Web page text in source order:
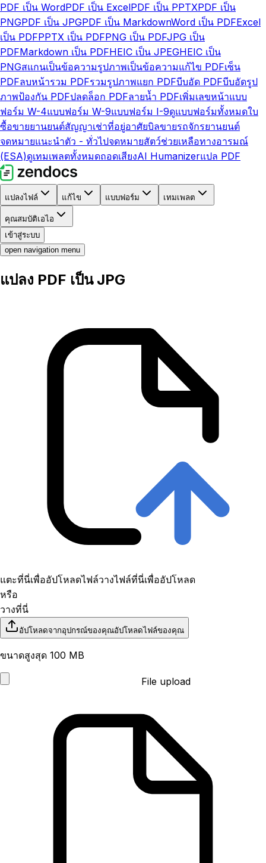
PDF เป็น WordPDF เป็น ExcelPDF เป็น PPTXPDF เป็น
PNGPDF เป็น JPGPDF เป็น MarkdownWord เป็น PDFExcel
เป็น PDFPPTX เป็น PDFPNG เป็น PDFJPG เป็น
PDFMarkdown เป็น PDFHEIC เป็น JPEGHEIC เป็น
PNGสแกนเป็นข้อความรูปภาพเป็นข้อความแก้ไข PDFเซ็น
PDFลบหน้ารวม PDFรวมรูปภาพแยก PDFบีบอัด PDFบีบอัดรูป
ภาพป้องกัน PDFปลดล็อก PDFลายน้ำ PDFเพิ่มเลขหน้าแบบ
ฟอร์ม W-4แบบฟอร์ม W-9แบบฟอร์ม I-9ดูแบบฟอร์มทั้งหมดใบ
ซื้อขายยานยนต์สัญญาเช่าที่อยู่อาศัยบิลขายรถจักรยานยนต์
จดหมายแนะนำตัว - ทั่วไปจดหมายสัตว์ช่วยเหลือทางอารมณ์
(ESA)ดูเทมเพลตทั้งหมดถอดเสียงAI Humanizerแปล PDF
แปลงไฟล์ แก้ไข แบบฟอร์ม เทมเพลต
คุณสมบัติเอไอ
เข้าสู่ระบบ
open navigation menu
แปลง PDF เป็น JPG
แตะที่นี่เพื่ออัปโหลดไฟล์วางไฟล์ที่นี่เพื่ออัปโหลด
หรือ
วางที่นี่
อัปโหลดจากอุปกรณ์ของคุณอัปโหลดไฟล์ของคุณ
ขนาดสูงสุด 100 MB
File upload